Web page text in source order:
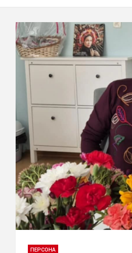
ПЕРСОНА